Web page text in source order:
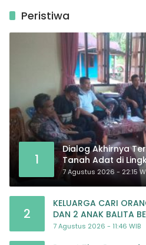
Peristiwa
1
Dialog Akhirnya
Tanah Adat di
Nasional Memasuki
7 Agustus 2026 - 22:15
2
KELUARGA CARI
DAN 2 ANAK BALITA
JULI 2026
7 Agustus 2026 - 11:46 WIB